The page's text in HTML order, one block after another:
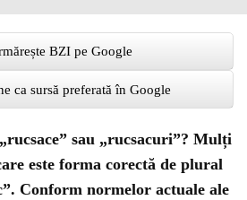
BZI pe Google
ca sursă preferată în Google
sau „rucsacuri”? Mulți
este forma corectă de plural
Conform normelor actuale ale